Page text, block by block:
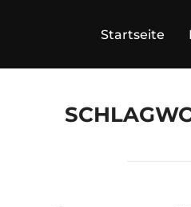
Startseite